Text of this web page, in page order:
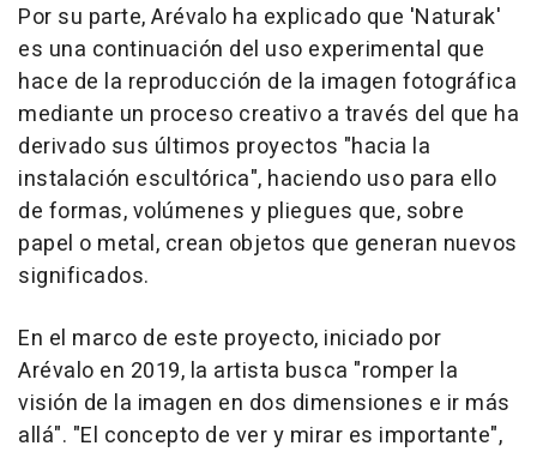
Por su parte, Arévalo ha explicado que 'Naturak'
es una continuación del uso experimental que
hace de la reproducción de la imagen fotográfica
mediante un proceso creativo a través del que ha
derivado sus últimos proyectos "hacia la
instalación escultórica", haciendo uso para ello
de formas, volúmenes y pliegues que, sobre
papel o metal, crean objetos que generan nuevos
significados.
En el marco de este proyecto, iniciado por
Arévalo en 2019, la artista busca "romper la
visión de la imagen en dos dimensiones e ir más
allá". "El concepto de ver y mirar es importante",